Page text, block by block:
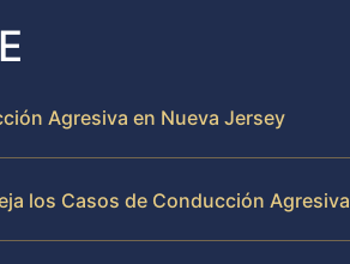
Agresiva en Nueva Jersey
los Casos de Conducción Agresiva